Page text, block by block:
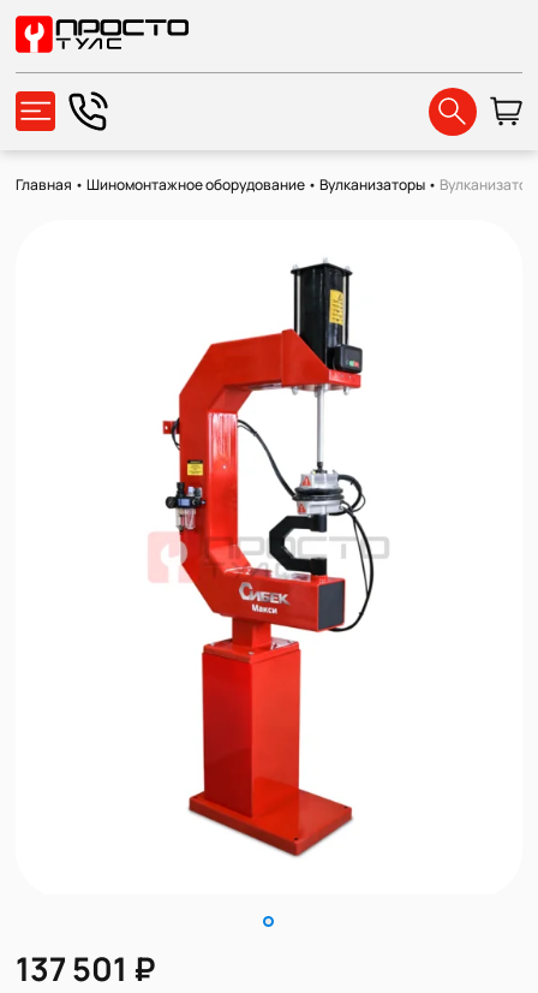
Главная •Шиномонтажное оборудование •Вулканизаторы •
137 501 ₽